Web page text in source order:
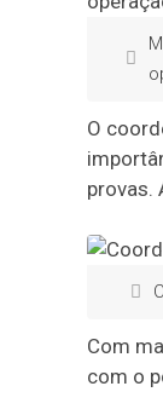
O
provas.
Com
com o